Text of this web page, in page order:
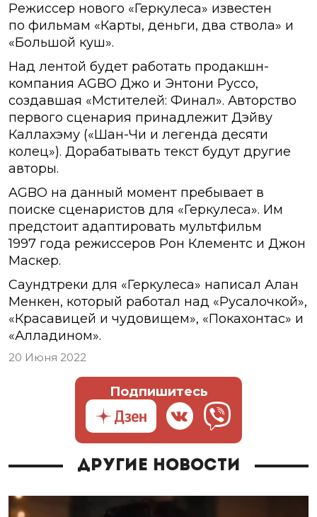
Режиссер нового «Геркулеса» известен
по фильмам «Карты, деньги, два ствола» и
«Большой куш».
Над лентой будет работать продакшн-
компания AGBO Джо и Энтони Руссо,
создавшая «Мстителей: Финал». Авторство
первого сценария принадлежит Дэйву
Каллахэму («Шан-Чи и легенда десяти
колец»). Дорабатывать текст будут другие
авторы.
AGBO на данный момент пребывает в
поиске сценаристов для «Геркулеса». Им
предстоит адаптировать мультфильм
1997 года режиссеров Рон Клементс и Джон
Маскер.
Саундтреки для «Геркулеса» написал Алан
Менкен, который работал над «Русалочкой»,
«Красавицей и чудовищем», «Покахонтас» и
«Алладином».
20 Июня 2022
Подпишитесь
Другие новости